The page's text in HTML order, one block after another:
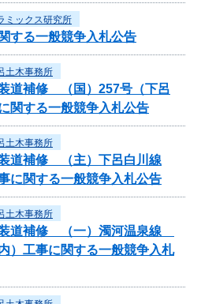
ミックス研究所
する一般競争入札公告
土木事務所
道補修 （国）257号（下呂
関する一般競争入札公告
土木事務所
道補修 （主）下呂白川線
に関する一般競争入札公告
土木事務所
道補修 （一）濁河温泉線
）工事に関する一般競争入札